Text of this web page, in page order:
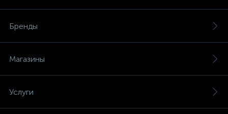
Бренды
Магазины
Услуги